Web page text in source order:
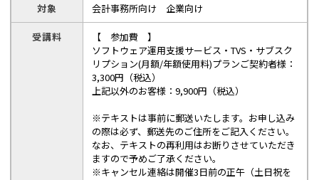
対象 会計事務所向け 企業向け
受講料
【 参加費 】
ソフトウェア運用支援サービス・TVS・サブスク
リプション(月額/年額使用料)プランご契約者様：
3,300円（税込）
上記以外のお客様：9,900円（税込）
※テキストは事前に郵送いたします。お申し込み
の際は必ず、郵送先のご住所をご記入ください。
なお、テキストの再利用はお断りさせていただき
ますので予めご了承ください。
※キャンセル連絡は開催3日前の正午（土日祝を